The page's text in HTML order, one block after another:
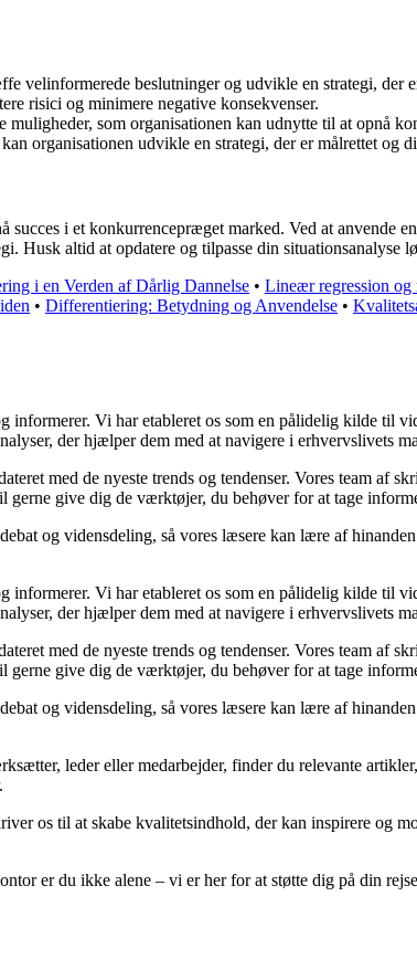
velinformerede beslutninger og udvikle en strategi, der
risici og minimere negative konsekvenser.
som organisationen kan udnytte til at opnå
organisationen udvikle en strategi, der er målrettet og
i et konkurrencepræget marked. Ved at anvende
altid at opdatere og tilpasse din situationsanalyse
i en Verden af Dårlig Dannelse • Lineær regression og
• Differentiering: Betydning og Anvendelse •
Vi har etableret os som en pålidelig kilde til
der hjælper dem med at navigere i erhvervslivets
med de nyeste trends og tendenser. Vores team af
give dig de værktøjer, du behøver for at tage
og vidensdeling, så vores læsere kan lære af
Vi har etableret os som en pålidelig kilde til
der hjælper dem med at navigere i erhvervslivets
med de nyeste trends og tendenser. Vores team af
give dig de værktøjer, du behøver for at tage
og vidensdeling, så vores læsere kan lære af
leder eller medarbejder, finder du relevante
os til at skabe kvalitetsindhold, der kan inspirere og
er du ikke alene – vi er her for at støtte dig på din